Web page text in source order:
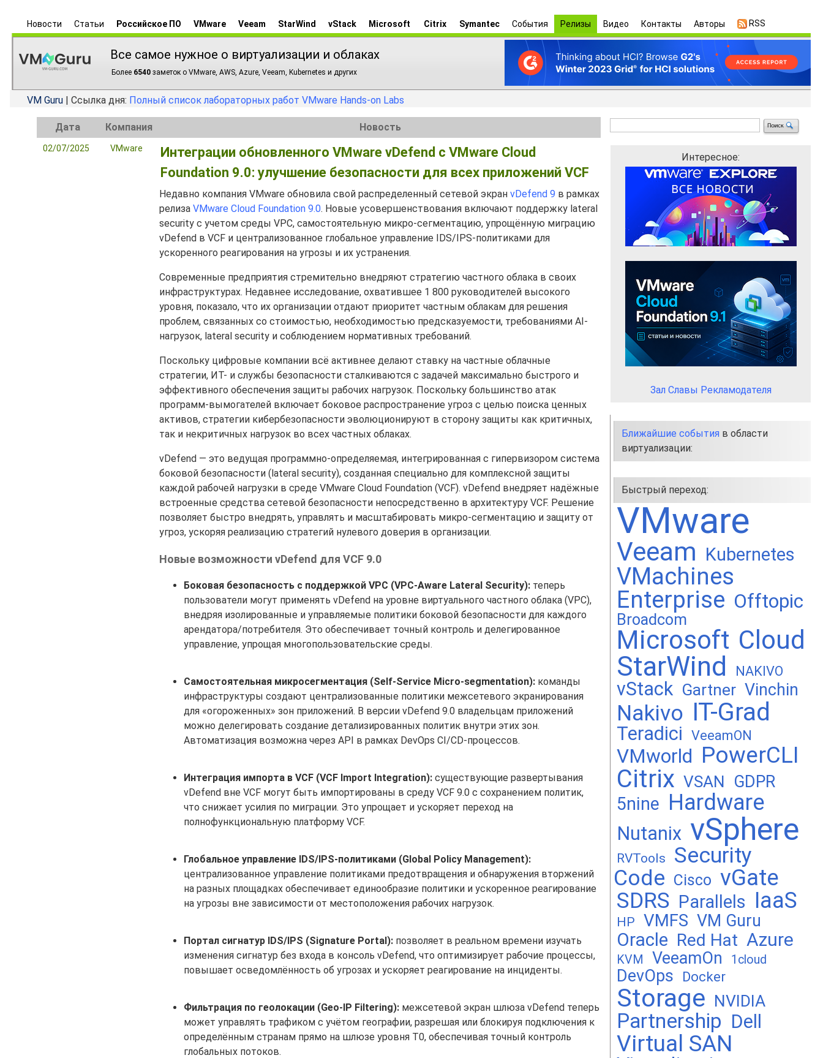
Новости Статьи Российское ПО VMware Veeam StarWind vStack Microsoft Citrix Symantec События Релизы Видео Контакты Авторы RSS
Все самое нужное о виртуализации и облаках
Более 6540 заметок о VMware, AWS, Azure, Veeam, Kubernetes и других
VM Guru | Ссылка дня: Полный список лабораторных работ VMware Hands-on Labs
Дата Компания Новость
02/07/2025 VMware
Интеграции обновленного VMware vDefend с VMware Cloud
Foundation 9.0: улучшение безопасности для всех приложений VCF
Недавно компания VMware обновила свой распределенный сетевой экран vDefend 9 в рамках
релиза VMware Cloud Foundation 9.0. Новые усовершенствования включают поддержку lateral
security с учетом среды VPC, самостоятельную микро-сегментацию, упрощённую миграцию
vDefend в VCF и централизованное глобальное управление IDS/IPS-политиками для
ускоренного реагирования на угрозы и их устранения.
Современные предприятия стремительно внедряют стратегию частного облака в своих
инфраструктурах. Недавнее исследование, охватившее 1 800 руководителей высокого
уровня, показало, что их организации отдают приоритет частным облакам для решения
проблем, связанных со стоимостью, необходимостью предсказуемости, требованиями AI-
нагрузок, lateral security и соблюдением нормативных требований.
Поскольку цифровые компании всё активнее делают ставку на частные облачные
стратегии, ИТ- и службы безопасности сталкиваются с задачей максимально быстрого и
эффективного обеспечения защиты рабочих нагрузок. Поскольку большинство атак
программ-вымогателей включает боковое распространение угроз с целью поиска ценных
активов, стратегии кибербезопасности эволюционируют в сторону защиты как критичных,
так и некритичных нагрузок во всех частных облаках.
vDefend — это ведущая программно-определяемая, интегрированная с гипервизором система
боковой безопасности (lateral security), созданная специально для комплексной защиты
каждой рабочей нагрузки в среде VMware Cloud Foundation (VCF). vDefend внедряет надёжные
встроенные средства сетевой безопасности непосредственно в архитектуру VCF. Решение
позволяет быстро внедрять, управлять и масштабировать микро-сегментацию и защиту от
угроз, ускоряя реализацию стратегий нулевого доверия в организации.
Новые возможности vDefend для VCF 9.0
Боковая безопасность с поддержкой VPC (VPC-Aware Lateral Security): теперь
пользователи могут применять vDefend на уровне виртуального частного облака (VPC),
внедряя изолированные и управляемые политики боковой безопасности для каждого
арендатора/потребителя. Это обеспечивает точный контроль и делегированное
управление, упрощая многопользовательские среды.
Самостоятельная микросегментация (Self-Service Micro-segmentation): команды
инфраструктуры создают централизованные политики межсетевого экранирования
для «огороженных» зон приложений. В версии vDefend 9.0 владельцам приложений
можно делегировать создание детализированных политик внутри этих зон.
Автоматизация возможна через API в рамках DevOps CI/CD-процессов.
Интеграция импорта в VCF (VCF Import Integration): существующие развертывания
vDefend вне VCF могут быть импортированы в среду VCF 9.0 с сохранением политик,
что снижает усилия по миграции. Это упрощает и ускоряет переход на
полнофункциональную платформу VCF.
Глобальное управление IDS/IPS-политиками (Global Policy Management):
централизованное управление политиками предотвращения и обнаружения вторжений
на разных площадках обеспечивает единообразие политики и ускоренное реагирование
на угрозы вне зависимости от местоположения рабочих нагрузок.
Портал сигнатур IDS/IPS (Signature Portal): позволяет в реальном времени изучать
изменения сигнатур без входа в консоль vDefend, что оптимизирует рабочие процессы,
повышает осведомлённость об угрозах и ускоряет реагирование на инциденты.
Фильтрация по геолокации (Geo-IP Filtering): межсетевой экран шлюза vDefend теперь
может управлять трафиком с учётом географии, разрешая или блокируя подключения к
определённым странам прямо на шлюзе уровня T0, обеспечивая точный контроль
глобальных потоков.
Интересное:
Зал Славы Рекламодателя
Ближайшие события в области
виртуализации:
Быстрый переход:
VMware
Veeam Kubernetes
VMachines
Enterprise Offtopic
Broadcom
Microsoft Cloud
StarWind NAKIVO
vStack Gartner Vinchin
Nakivo IT-Grad
Teradici VeeamON
VMworld PowerCLI
Citrix VSAN GDPR
5nine Hardware
Nutanix vSphere
RVTools
Security
Code Cisco vGate
SDRS Parallels IaaS
HP VMFS VM Guru
Oracle Red Hat Azure
KVM VeeamOn 1cloud
DevOps Docker
Storage NVIDIA
Partnership Dell
Virtual SAN